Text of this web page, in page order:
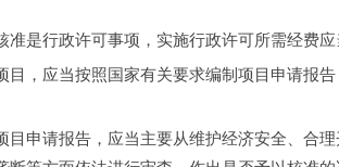
行政许可事项，实施行政许可所需经费应
，应当按照国家有关要求编制项目申请报告
申请报告，应当主要从维护经济安全、合理